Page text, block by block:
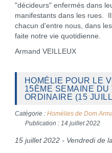
"décideurs" enfermés dans
manifestants dans les rues.
chacun d'entre nous, dans
faite notre vie quotidienne.
Armand VEILLEUX
HOMÉLIE POUR LE
15ÈME SEMAINE DU
ORDINAIRE (15
Catégorie : Homélies de Dom
Publication : 14 juillet 2022
15 juillet 2022 - Vendredi de